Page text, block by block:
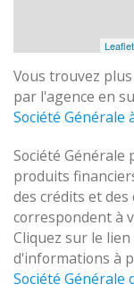
Leaflet
Vous trouvez
par l'agence en
Société Générale
Société
produits
des crédits et
correspondent à
Cliquez sur le
d'informations à
Société Générale